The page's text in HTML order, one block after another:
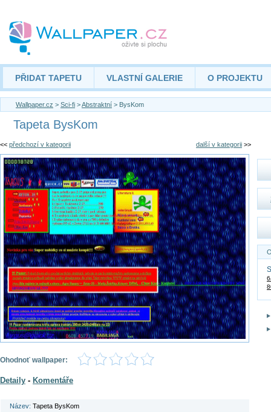
PŘIDAT TAPETU VLASTNÍ GALERIE O PROJEKTU
Wallpaper.cz > Sci-fi >Abstraktní > BysKom
Tapeta BysKom
<< předchozí v kategorii další v kategorii >>
Ohodnoť wallpaper:
Detaily - Komentáře
Název: Tapeta BysKom